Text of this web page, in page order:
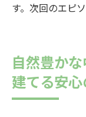
す。次回のエピ
自然豊か
建てる安